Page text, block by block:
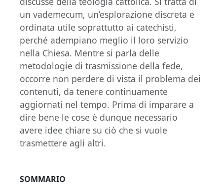
un vademecum, un’esplorazione discreta e
ordinata utile soprattutto ai catechisti,
perché adempiano meglio il loro servizio
nella Chiesa. Mentre si parla delle
metodologie di trasmissione della fede,
occorre non perdere di vista il problema dei
contenuti, da tenere continuamente
aggiornati nel tempo. Prima di imparare a
dire bene le cose è dunque necessario
avere idee chiare su ciò che si vuole
trasmettere agli altri.
SOMMARIO